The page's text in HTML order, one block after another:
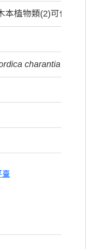
本植物類(2)可供直
charantia L.
臺